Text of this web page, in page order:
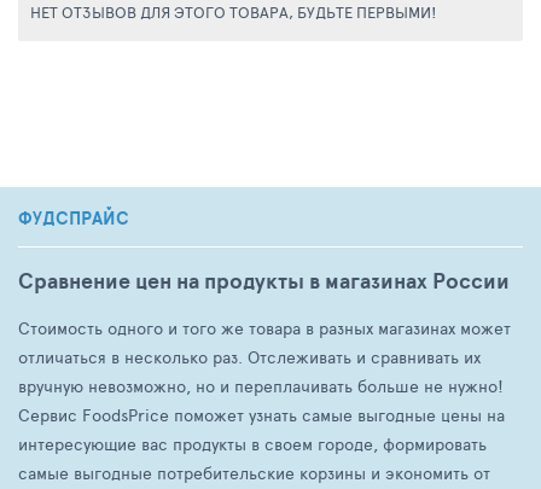
НЕТ ОТЗЫВОВ ДЛЯ ЭТОГО ТОВАРА, БУДЬТЕ ПЕРВЫМИ!
ФУДСПРАЙС
Сравнение цен на продукты в магазинах России
Стоимость одного и того же товара в разных магазинах может
отличаться в несколько раз. Отслеживать и сравнивать их
вручную невозможно, но и переплачивать больше не нужно!
Сервис FoodsPrice поможет узнать самые выгодные цены на
интересующие вас продукты в своем городе, формировать
самые выгодные потребительские корзины и экономить от